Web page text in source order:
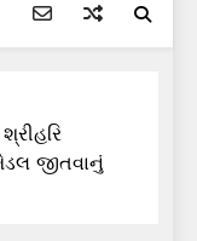
જીતવાનું